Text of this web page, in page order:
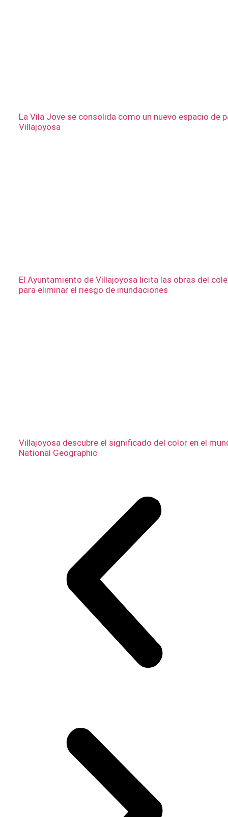
La Vila Jove se consolida como un nuevo espacio de
Villajoyosa
El Ayuntamiento de Villajoyosa licita las obras del
para eliminar el riesgo de inundaciones
Villajoyosa descubre el significado del color en el
National Geographic